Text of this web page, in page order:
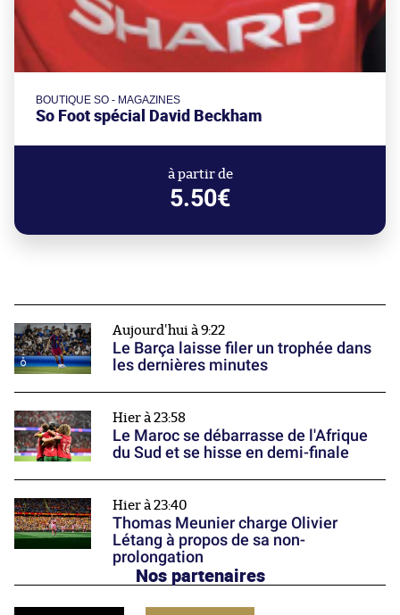
BOUTIQUE SO - MAGAZINES
So Foot spécial David Beckham
à partir de
5.50€
Aujourd'hui à 9:22
Le Barça laisse filer un trophée dans
les dernières minutes
Hier à 23:58
Le Maroc se débarrasse de l'Afrique
du Sud et se hisse en demi-finale
Hier à 23:40
Thomas Meunier charge Olivier
Létang à propos de sa non-
prolongation
Nos partenaires